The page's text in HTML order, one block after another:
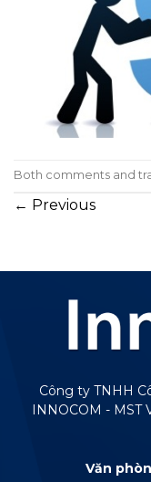
Both comments and
← Previous
Công ty TNHH
INNOCOM - MST
Văn